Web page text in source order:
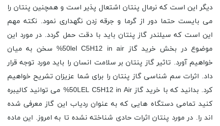
دیگر این است که نرمال پنتان اشتعال پذیر است و همچنین پنتان را
می بایست حتما دور از گرما و جرقه زدن نگهداری نمود. نکته مهم
این است که سیلندر گاز پنتان باید با دقت حمل گردد. در مورد این
موضوع در بخش خرید گاز 50lel C5H12 in air% سخن به میان
خواهیم آورد. تاثیر گاز پنتان بر سلامت انسان را باید مورد توجه قرار
داد. اثرات سم شناسی گاز پنتان را برای شما عزیزان تشریح خواهیم
کرد. بدانید که با خرید گاز 50LEL C5H12 in Air% می توانید کالیبره
کنید تمامی دستگاه هایی که به عنوان ردیاب این گاز معرفی شده
اند را. در مورد پنتان اثرات حادی شناخته نشده تا به امروز. این ماده